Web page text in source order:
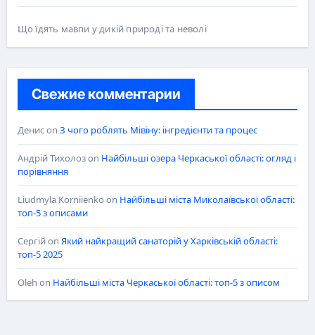
Що їдять мавпи у дикій природі та неволі
Свежие комментарии
Денисon З чого роблять Мівіну: інгредієнти та процес
Андрій Тихолозon Найбільші озера Черкаської області: огляд і
порівняння
Liudmyla Korniienko on Найбільші міста Миколаївської області:
топ-5 з описами
Сергійon Який найкращий санаторій у Харківській області:
топ-5 2025
Oleh on Найбільші міста Черкаської області: топ-5 з описом